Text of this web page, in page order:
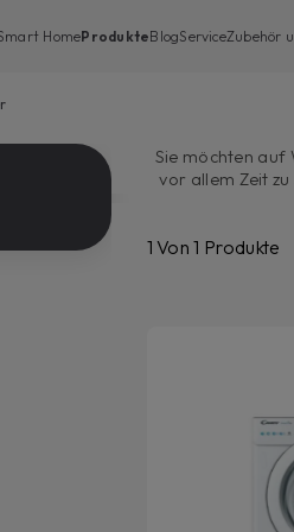
HomeProdukteBlogServiceZubehör
Sie möchten auf
vor allem Zeit
verschiedenen
1 Von 1 Produkte